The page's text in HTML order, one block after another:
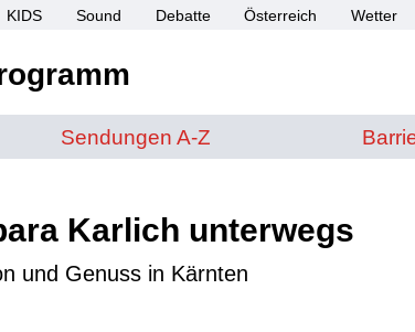
KIDS Sound Debatte Österreich Wetter
Sendungen von A bis Z
Sendungen A-Z
Karlich unterwegs
und Genuss in Kärnten